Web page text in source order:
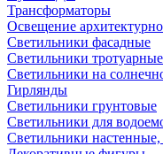
Трансформаторы
Освещение
Светильники фасадные
Светильники тротуарные
Светильники на
Гирлянды
Светильники грунтовые
Светильники для
Светильники